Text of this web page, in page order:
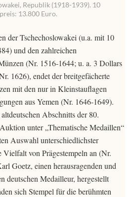
Republik (1918-1939). 10
13.800 Euro.
der Tschechoslowakei (u.a. mit 10
und den zahlreichen
(Nr. 1516-1644; u. a. 3 Dollars
1626), endet der breitgefächerte
mit den nur in Kleinstauflagen
aus Yemen (Nr. 1646-1649).
Abschnitts der 80.
unter „Thematische Medaillen“
Auswahl unterschiedlichster
Vielfalt von Prägestempeln an (Nr.
Goetz, einen herausragenden und
deutschen Medailleur, hergestellt
sich Stempel für die berühmten